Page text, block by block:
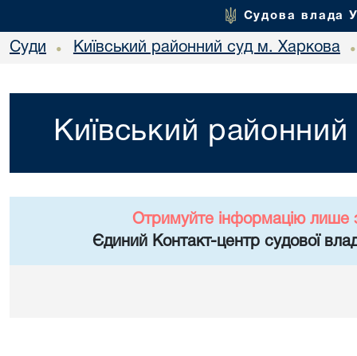
Судова влада
Суди • Київський районний суд м. Харкова •
Київський
Отримуйте інформацію лише
Єдиний Контакт-центр судової